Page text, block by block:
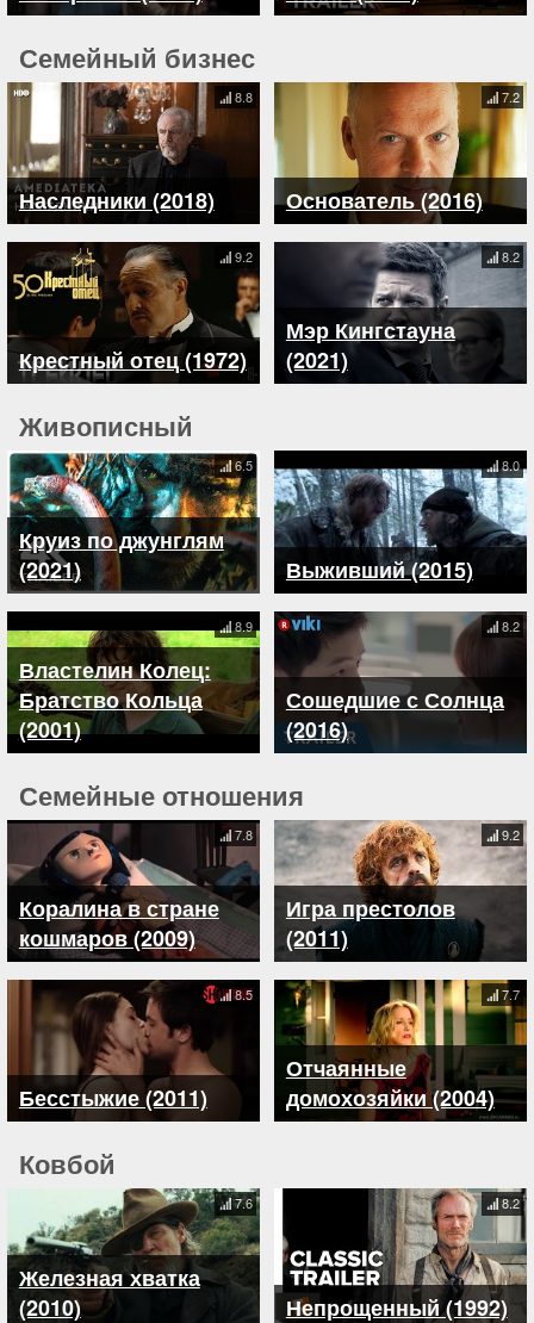
Семейный бизнес
Наследники (2018)
8.8
Основатель (2016)
7.2
Крестный отец (1972)
9.2
Мэр Кингстауна
(2021)
8.2
Живописный
Круиз по джунглям
(2021)
6.5
Выживший (2015)
8.0
Властелин Колец:
Братство Кольца
(2001)
8.9
Сошедшие с Солнца
(2016)
8.2
Семейные отношения
Коралина в стране
кошмаров (2009)
7.8
Игра престолов
(2011)
9.2
Бесстыжие (2011)
8.5
Отчаянные
домохозяйки (2004)
7.7
Ковбой
Железная хватка
(2010)
7.6
Непрощенный (1992)
8.2